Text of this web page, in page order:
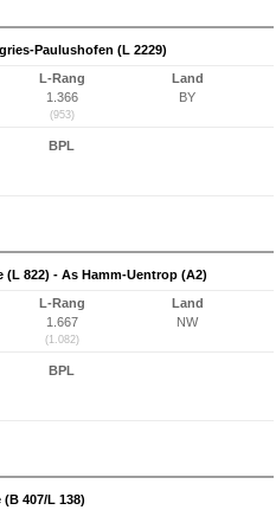
Paulushofen (L 2229)
L-Rang
1.366
(953)
Land
BY
BPL
822) - As Hamm-Uentrop (A2)
L-Rang
1.667
(1.082)
Land
NW
BPL
407/L 138)